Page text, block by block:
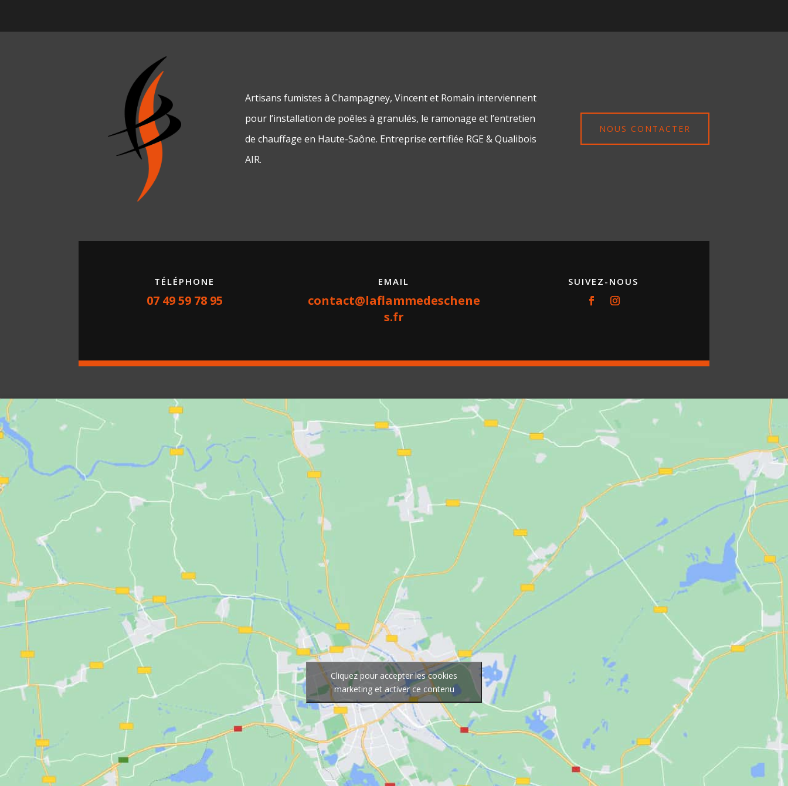
Artisans fumistes à Champagney, Vincent et Romain interviennent
pour l’installation de poêles à granulés, le ramonage et l’entretien
de chauffage en Haute-Saône. Entreprise certifiée RGE & Qualibois
AIR.
NOUS CONTACTER
TÉLÉPHONE
07 49 59 78 95
EMAIL
contact@laflammedeschene
s.fr
SUIVEZ-NOUS
Cliquez pour accepter les cookies
marketing et activer ce contenu